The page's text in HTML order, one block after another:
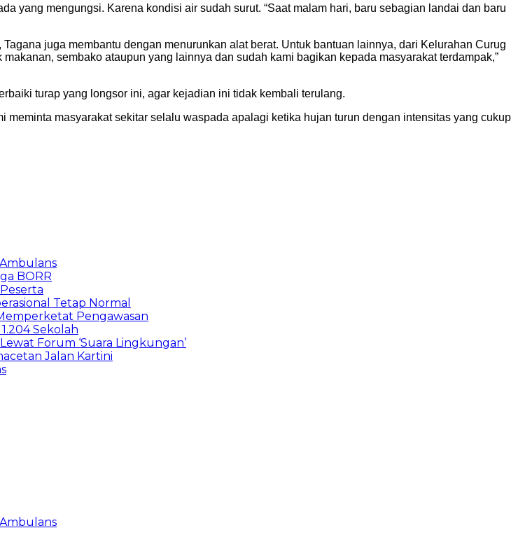
yang mengungsi. Karena kondisi air sudah surut. “Saat malam hari, baru sebagian landai dan baru
juga membantu dengan menurunkan alat berat. Untuk bantuan lainnya, dari Kelurahan Curug
sembako ataupun yang lainnya dan sudah kami bagikan kepada masyarakat terdampak,”
turap yang longsor ini, agar kejadian ini tidak kembali terulang.
masyarakat sekitar selalu waspada apalagi ketika hujan turun dengan intensitas yang cukup
BORR
Tetap Normal
Pengawasan
Sekolah
Forum ‘Suara Lingkungan’
Jalan Kartini